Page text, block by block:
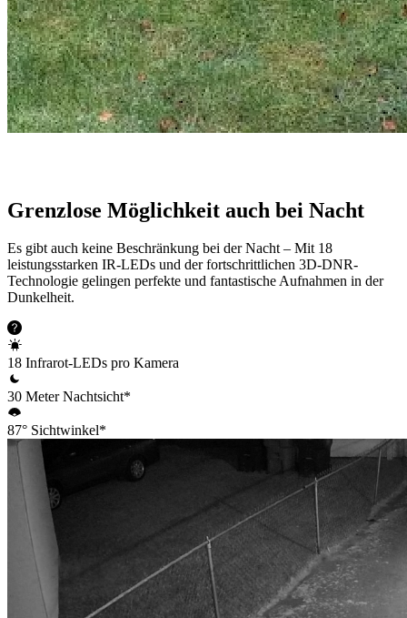
Grenzlose Möglichkeit auch bei Nacht
Es gibt auch keine Beschränkung bei der Nacht – Mit 18
leistungsstarken IR-LEDs und der fortschrittlichen 3D-DNR-
Technologie gelingen perfekte und fantastische Aufnahmen in der
Dunkelheit.
18 Infrarot-LEDs pro Kamera
30 Meter Nachtsicht*
87° Sichtwinkel*